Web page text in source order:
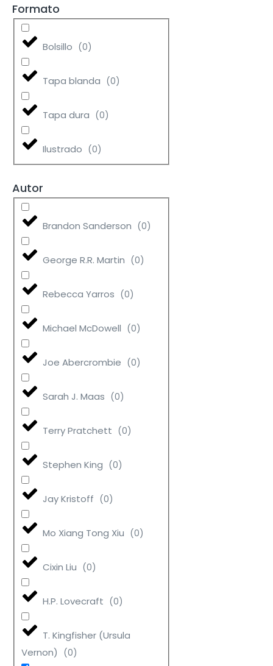
Formato
Bolsillo (0)
Tapa blanda (0)
Tapa dura (0)
Ilustrado (0)
Autor
Brandon Sanderson (0)
George R.R. Martin (0)
Rebecca Yarros (0)
Michael McDowell (0)
Joe Abercrombie (0)
Sarah J. Maas (0)
Terry Pratchett (0)
Stephen King (0)
Jay Kristoff (0)
Mo Xiang Tong Xiu (0)
Cixin Liu (0)
H.P. Lovecraft (0)
T. Kingfisher (Ursula
Vernon) (0)